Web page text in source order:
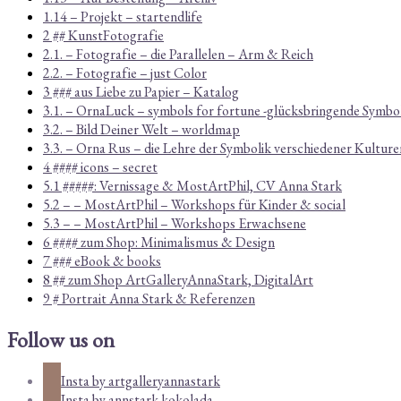
1.14 – Projekt – startendlife
2 ## KunstFotografie
2.1. – Fotografie – die Parallelen – Arm & Reich
2.2. – Fotografie – just Color
3 ### aus Liebe zu Papier – Katalog
3.1. – OrnaLuck – symbols for fortune -glücksbringende
3.2. – Bild Deiner Welt – worldmap
3.3. – Orna Rus – die Lehre der Symbolik verschiedener
4 #### icons – secret
5.1 #####: Vernissage & MostArtPhil, CV Anna Stark
5.2 – – MostArtPhil – Workshops für Kinder & social
5.3 – – MostArtPhil – Workshops Erwachsene
6 #### zum Shop: Minimalismus & Design
7 ### eBook & books
8 ## zum Shop ArtGalleryAnnaStark, DigitalArt
9 # Portrait Anna Stark & Referenzen
Follow us on
Insta by artgalleryannastark